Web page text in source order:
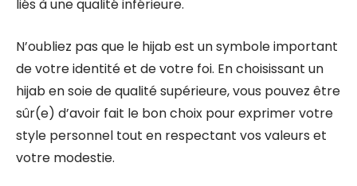
liés à une qualité inférieure.
N’oubliez pas que le hijab est un symbole important
de votre identité et de votre foi. En choisissant un
hijab en soie de qualité supérieure, vous pouvez être
sûr(e) d’avoir fait le bon choix pour exprimer votre
style personnel tout en respectant vos valeurs et
votre modestie.